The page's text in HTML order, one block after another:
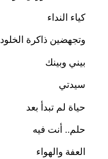
كياء النداء
وتجهضين ذاكرة الخلود
بيني وبينك
سيدتي
حياة لم تبدأ بعد
حلم.. أنت فيه
العفة والهواء